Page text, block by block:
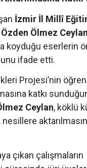
İzmir İl Millî
Ölmez Ceylan
koyduğu eserlerin
ifade etti.
Projesi’nin
katkı
Ceylan, köklü
çıkan çalışmaların